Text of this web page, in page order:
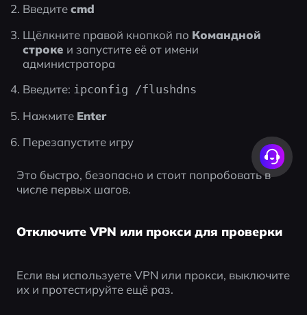
Введите cmd
Щёлкните правой кнопкой по Командной
строке и запустите её от имени
администратора
Введите: ipconfig /flushdns
Нажмите Enter
Перезапустите игру
Это быстро, безопасно и стоит попробовать в
числе первых шагов.
Отключите VPN или прокси для проверки
Если вы используете VPN или прокси, выключите
их и протестируйте ещё раз.